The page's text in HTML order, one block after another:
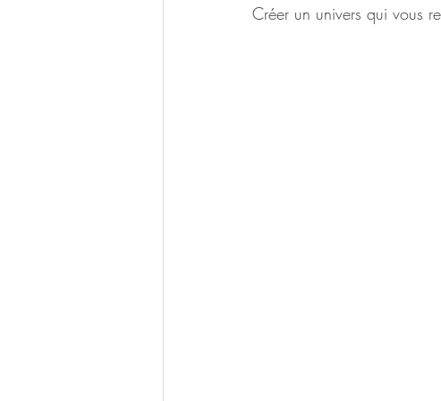
Eco responsableCréer un univers qui vous